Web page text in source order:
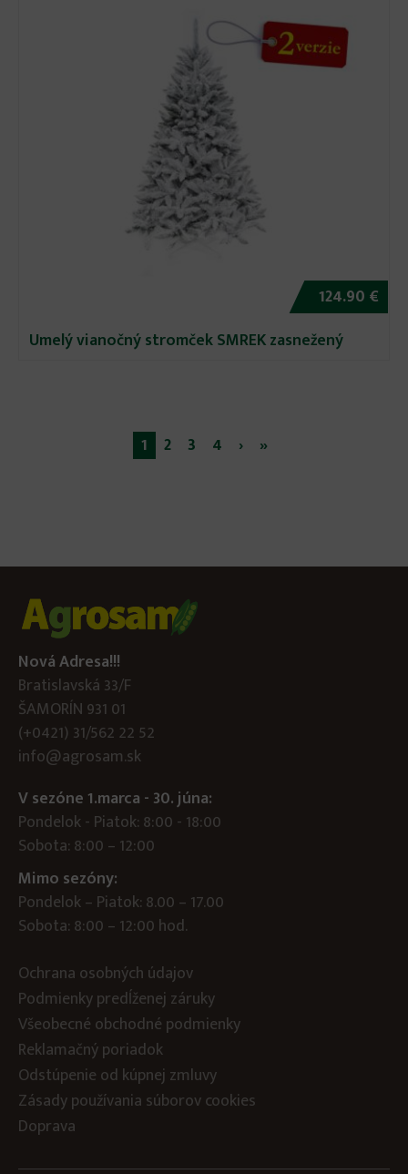
124.90 €
Umelý vianočný stromček SMREK zasnežený
1 2 3 4 › »
Nová Adresa!!!
Bratislavská 33/F
ŠAMORÍN 931 01
(+0421) 31/562 22 52
info@agrosam.sk
V sezóne 1.marca - 30. júna:
Pondelok - Piatok: 8:00 - 18:00
Sobota: 8:00 – 12:00
Mimo sezóny:
Pondelok – Piatok: 8.00 – 17.00
Sobota: 8:00 – 12:00 hod.
Ochrana osobných údajov
Podmienky predĺženej záruky
Všeobecné obchodné podmienky
Reklamačný poriadok
Odstúpenie od kúpnej zmluvy
Zásady používania súborov cookies
Doprava